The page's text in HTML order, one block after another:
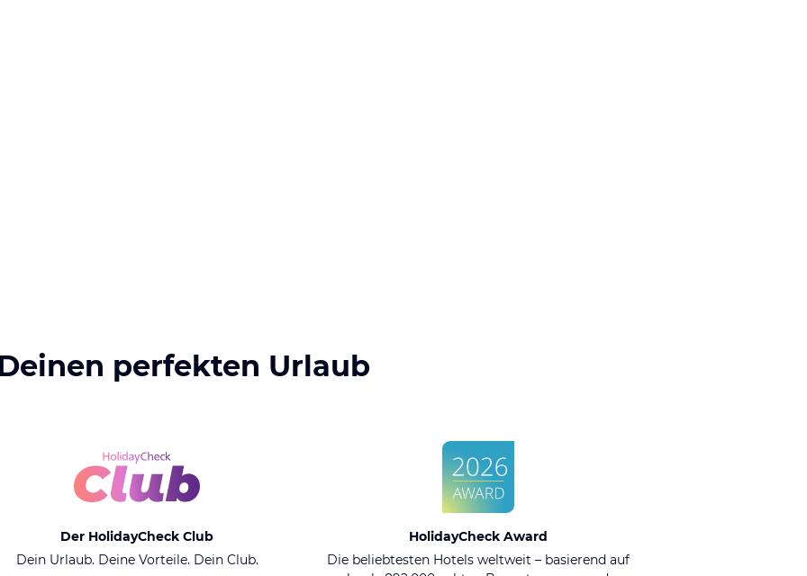
perfekten Urlaub
Der HolidayCheck Club
Dein Urlaub. Deine Vorteile. Dein Club.
HolidayCheck Award
Die beliebtesten Hotels weltweit – basierend auf